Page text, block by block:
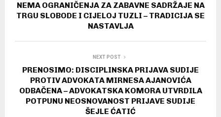
NEMA OGRANIČENJA ZA ZABAVNE SADRŽAJE NA
TRGU SLOBODE I CIJELOJ TUZLI – TRADICIJA SE
NASTAVLJA
NEXT POST
PRENOSIMO: DISCIPLINSKA PRIJAVA SUDIJE
PROTIV ADVOKATA MIRNESA AJANOVIĆA
ODBAČENA – ADVOKATSKA KOMORA UTVRDILA
POTPUNU NEOSNOVANOST PRIJAVE SUDIJE
ŠEJLE ĆATIĆ